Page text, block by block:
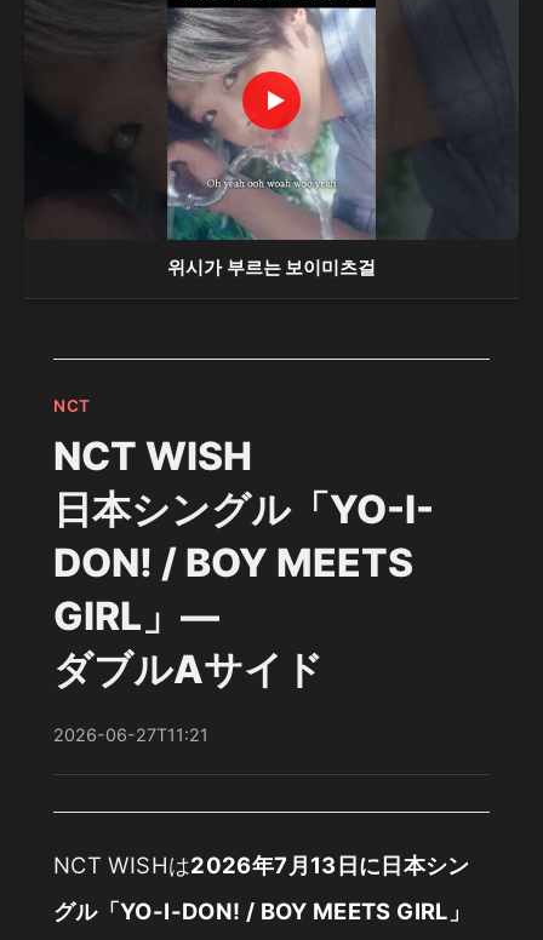
위시가 부르는 보이미츠걸
NCT
NCT WISH
日本シングル「YO-I-
DON! / BOY MEETS
GIRL」—
ダブルAサイド
2026-06-27T11:21
NCT WISHは2026年7月13日に日本シン
グル「YO-I-DON! / BOY MEETS GIRL」